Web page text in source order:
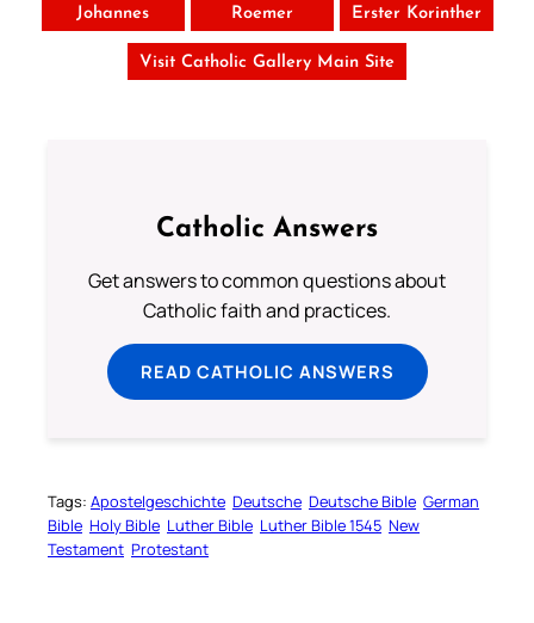
Johannes Roemer Erster Korinther
Visit Catholic Gallery Main Site
Catholic Answers
Get answers to common questions about
Catholic faith and practices.
READ CATHOLIC ANSWERS
Tags: Apostelgeschichte Deutsche Deutsche Bible German
Bible Holy Bible Luther Bible Luther Bible 1545 New
Testament Protestant